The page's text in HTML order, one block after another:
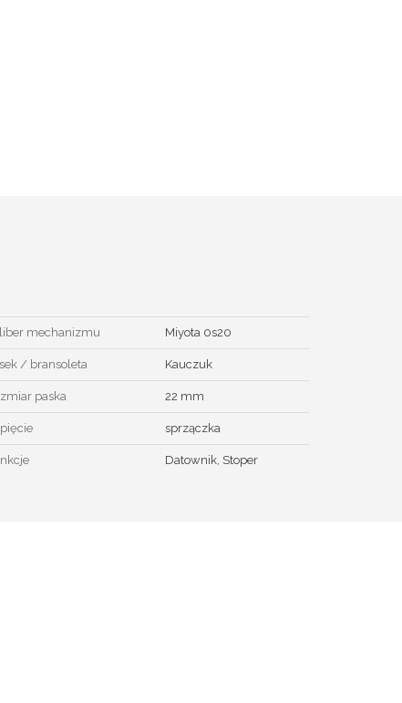
mechanizmu Miyota 0s20
/ bransoleta Kauczuk
paska 22 mm
sprzączka
Datownik, Stoper